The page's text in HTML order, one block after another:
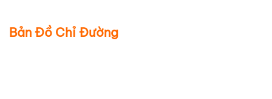
Bản Đồ Chỉ Đường